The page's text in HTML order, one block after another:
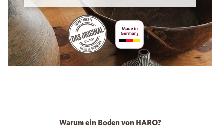
Warum ein Boden von HARO?